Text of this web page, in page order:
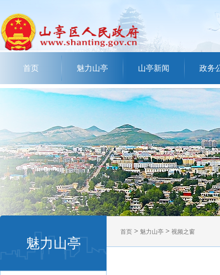
首页 魅力山亭 山亭新闻 政务
魅力山亭
首页 > 魅力山亭 > 视频之窗